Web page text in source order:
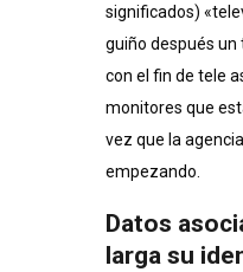
significados)
guiño después
con el fin de tele
monitores que
vez que la
empezando.
Datos
larga su